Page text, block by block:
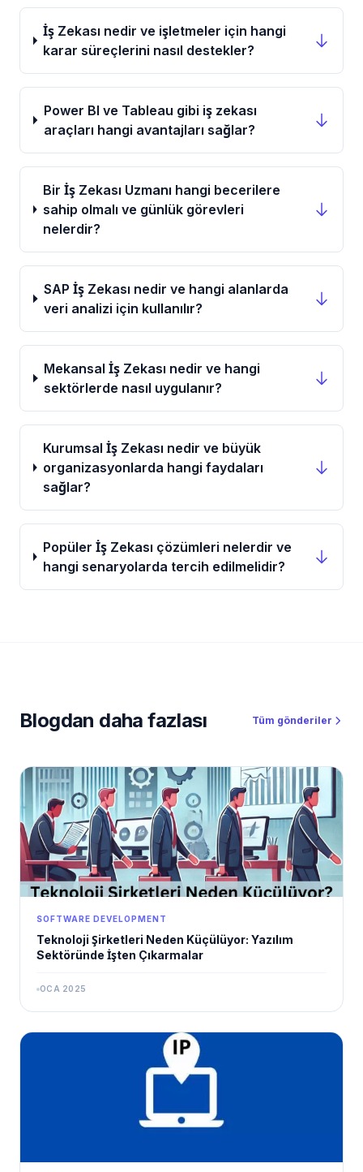
İş Zekası nedir ve işletmeler için hangi
karar süreçlerini nasıl destekler?
Power BI ve Tableau gibi iş zekası
araçları hangi avantajları sağlar?
Bir İş Zekası Uzmanı hangi becerilere
sahip olmalı ve günlük görevleri
nelerdir?
SAP İş Zekası nedir ve hangi alanlarda
veri analizi için kullanılır?
Mekansal İş Zekası nedir ve hangi
sektörlerde nasıl uygulanır?
Kurumsal İş Zekası nedir ve büyük
organizasyonlarda hangi faydaları
sağlar?
Popüler İş Zekası çözümleri nelerdir ve
hangi senaryolarda tercih edilmelidir?
Blogdan daha fazlası Tüm gönderiler
SOFTWARE DEVELOPMENT
Teknoloji Şirketleri Neden Küçülüyor: Yazılım
Sektöründe İşten Çıkarmalar
OCA 2025